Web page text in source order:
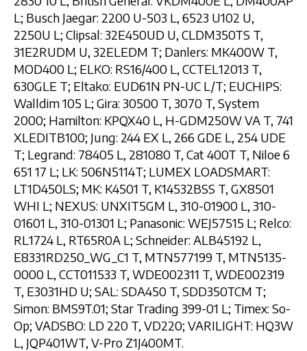
L; Busch Jaegar: 2200 U-503 L, 6523 U102 U,
2250U L; Clipsal: 32E450UD U, CLDM350TS T,
31E2RUDM U, 32ELEDM T; Danlers: MK400W T,
MOD400 L; ELKO: RS16/400 L, CCTEL12013 T,
630GLE T; Eltako: EUD61N PN-UC L/T; EUCHIPS:
Walldim 105 L; Gira: 30500 T, 3070 T, System
2000; Hamilton: KPQX40 L, H-GDM250W VA T, 741
XLEDITB100; Jung: 244 EX L, 266 GDE L, 254 UDE
T; Legrand: 78405 L, 281080 T, Cat 400T T, Niloe 6
651 17 L; LK: 506N5114T; LUMEX LOADSMART:
LT1D450LS; MK: K4501 T, K14532BSS T, GX8501
WHI L; NEXUS: UNXIT5GM L, 310-01900 L, 310-
01601 L, 310-01301 L; Panasonic: WEJ57515 L; Relco:
RL1724 L, RT65R0A L; Schneider: ALB45192 L,
E8331RD250_WG_C1 T, MTN577199 T, MTN5135-
0000 L, CCT011533 T, WDE002311 T, WDE002319
T, E3031HD U; SAL: SDA450 T, SDD350TCM T;
Simon: BMS9T.01; Star Trading 399-01 L; Timex: So-
Op; VADSBO: LD 220 T, VD220; VARILIGHT: HQ3W
L, JQP401WT, V-Pro Z1J400MT.